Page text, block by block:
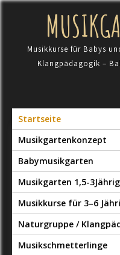
Skip
Musikkurse für Babys
Klangpädagogik –
Startseite
Musikgartenkonzept
Babymusikgarten
Musikgarten 1,5-
Musikkurse für 3–6
Naturgruppe /
Musikschmetterlinge